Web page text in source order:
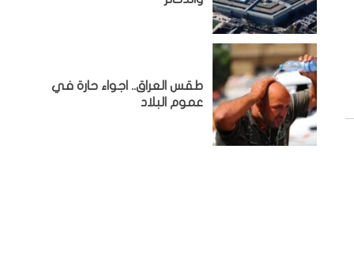
طقس العراق.. اجواء حارة في
عموم البلاد